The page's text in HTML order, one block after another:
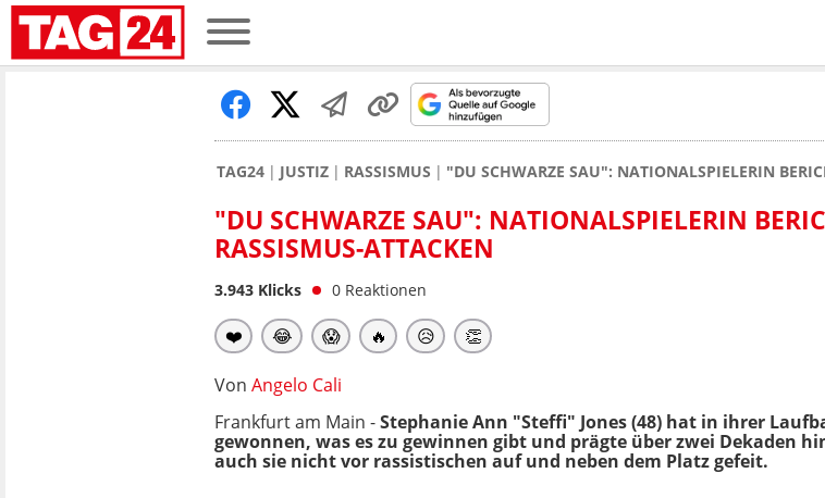
TAG24 JUSTIZ RASSISMUS "DU SCHWARZE SAU": NATIONALSPIELERIN
"DU SCHWARZE SAU": NATIONALSPIELERIN
RASSISMUS-ATTACKEN
3.943 Klicks 0 Reaktionen
❤️ 😂 😱 🔥 😥 👏
Von Angelo Cali
Frankfurt am Main -Stephanie Ann "Steffi" Jones (48) hat in ihrer
gewonnen, was es zu gewinnen gibt und prägte über zwei Dekaden
auch sie nicht vor rassistischen auf und neben dem Platz gefeit.